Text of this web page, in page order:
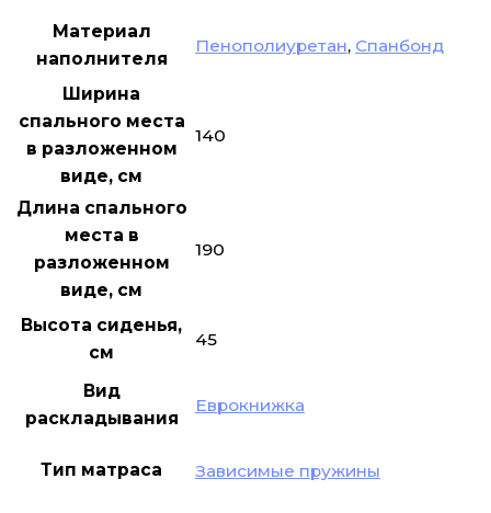
Материал
наполнителя
Пенополиуретан, Спанбонд
Ширина
спального места
в разложенном
виде, см
140
Длина спального
места в
разложенном
виде, см
190
Высота сиденья,
см
45
Вид
раскладывания
Еврокнижка
Тип матраса Зависимые пружины